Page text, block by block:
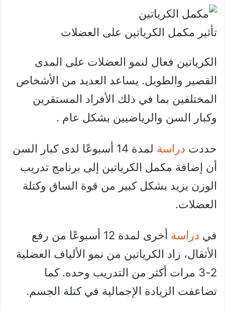
تأثير مكمل الكرياتين على العضلات
الكرياتين فعال لنمو العضلات على المدى
القصير والطويل. يساعد العديد من الأشخاص
المختلفين بما في ذلك الأفراد المستقرين
وكبار السن والرياضيين بشكل عام .
حددت دراسة
لمدة 14 أسبوعًا لدى كبار السن
أن إضافة مكمل الكرياتين إلى برنامج تدريب
الوزن يزيد بشكل كبير من قوة الساق وكتلة
العضلات.
في دراسة
أخرى لمدة 12 أسبوعًا من رفع
الأثقال، زاد الكرياتين من نمو الألياف العضلية
2-3 مرات أكثر من التدريب وحده. كما
تضاعفت الزيادة الإجمالية في كتلة الجسم.